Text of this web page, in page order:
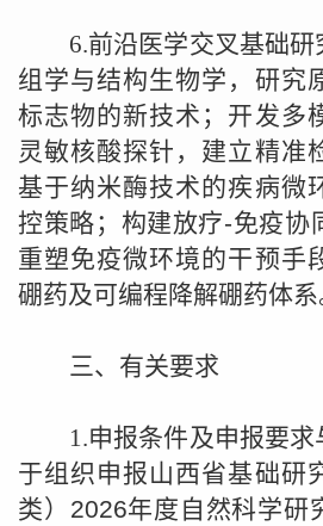
6.前沿医学交叉基础
组学与结构生物学，研究
标志物的新技术；开发多
灵敏核酸探针，建立精准
基于纳米酶技术的疾病微
控策略；构建放疗-免疫协
重塑免疫微环境的干预手
硼药及可编程降解硼药体系
三、有关要求
1.申报条件及申报要
于组织申报山西省基础研
类） 2026年度自然科学研